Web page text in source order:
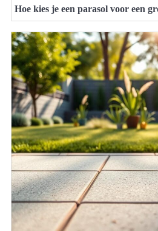
Hoe kies je een parasol voor een